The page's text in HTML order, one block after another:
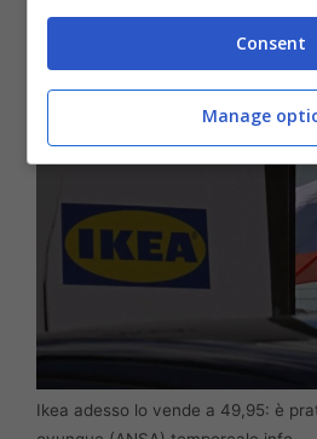
in vacanza.
Ikea adesso lo vende a 49,95: è
Consent
Manage